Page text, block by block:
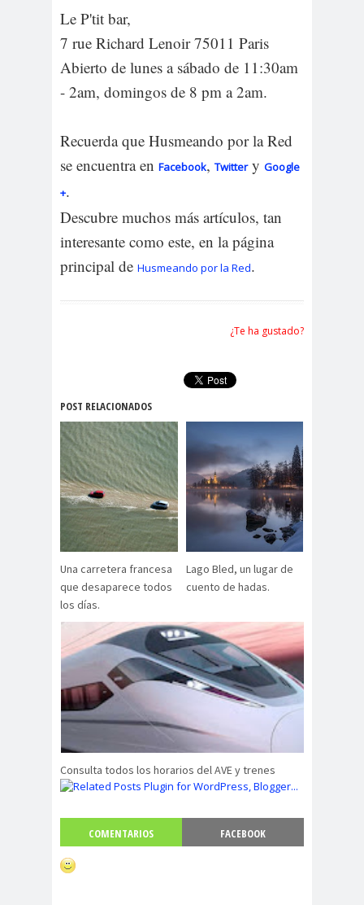
Le P'tit bar,
7 rue Richard Lenoir 75011 Paris
Abierto de lunes a sábado de 11:30am
- 2am, domingos de 8 pm a 2am.
Recuerda que Husmeando por la Red
se encuentra en Facebook, Twittery Google
+.
Descubre muchos más artículos, tan
interesante como este, en la página
principal de Husmeando por la Red.
¿Te ha gustado?
POST RELACIONADOS
Una carretera francesa
que desaparece todos
los días.
Lago Bled, un lugar de
cuento de hadas.
Consulta todos los horarios del AVE y trenes
COMENTARIOS FACEBOOK